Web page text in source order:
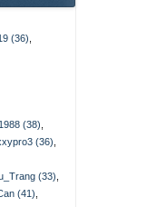
(36)
(38)
(36)
(33)
(41)